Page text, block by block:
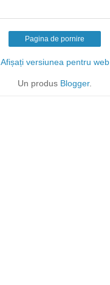
Pagina de pornire
Afișați versiunea pentru web
Un produs Blogger.